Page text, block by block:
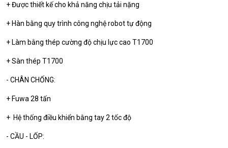
+ Được thiết kế cho khả năng chịu tải nặng
+ Hàn bằng quy trình công nghệ robot tự động
+ Làm bằng thép cường độ chịu lực cao T1700
+ Sàn thép T1700
- CHÂN CHỐNG:
+ Fuwa 28 tấn
+ Hệ thống điều khiển bằng tay 2 tốc độ
- CẦU - LỐP: